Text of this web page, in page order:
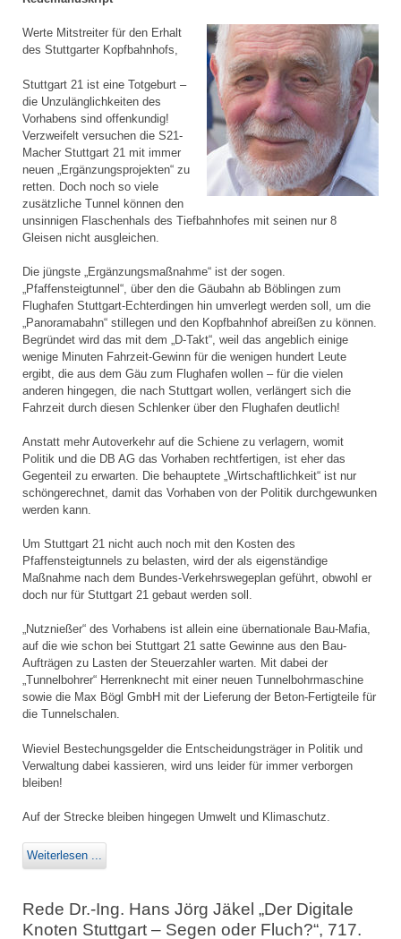
Werte Mitstreiter für den Erhalt
des Stuttgarter Kopfbahnhofs,
Stuttgart 21 ist eine Totgeburt –
die Unzulänglichkeiten des
Vorhabens sind offenkundig!
Verzweifelt versuchen die S21-
Macher Stuttgart 21 mit immer
neuen „Ergänzungsprojekten“ zu
retten. Doch noch so viele
zusätzliche Tunnel können den
unsinnigen Flaschenhals des Tiefbahnhofes mit seinen nur 8
Gleisen nicht ausgleichen.
Die jüngste „Ergänzungsmaßnahme“ ist der sogen.
„Pfaffensteigtunnel“, über den die Gäubahn ab Böblingen zum
Flughafen Stuttgart-Echterdingen hin umverlegt werden soll, um die
„Panoramabahn“ stillegen und den Kopfbahnhof abreißen zu können.
Begründet wird das mit dem „D-Takt“, weil das angeblich einige
wenige Minuten Fahrzeit-Gewinn für die wenigen hundert Leute
ergibt, die aus dem Gäu zum Flughafen wollen – für die vielen
anderen hingegen, die nach Stuttgart wollen, verlängert sich die
Fahrzeit durch diesen Schlenker über den Flughafen deutlich!
Anstatt mehr Autoverkehr auf die Schiene zu verlagern, womit
Politik und die DB AG das Vorhaben rechtfertigen, ist eher das
Gegenteil zu erwarten. Die behauptete „Wirtschaftlichkeit“ ist nur
schöngerechnet, damit das Vorhaben von der Politik durchgewunken
werden kann.
Um Stuttgart 21 nicht auch noch mit den Kosten des
Pfaffensteigtunnels zu belasten, wird der als eigenständige
Maßnahme nach dem Bundes-Verkehrswegeplan geführt, obwohl er
doch nur für Stuttgart 21 gebaut werden soll.
„Nutznießer“ des Vorhabens ist allein eine übernationale Bau-Mafia,
auf die wie schon bei Stuttgart 21 satte Gewinne aus den Bau-
Aufträgen zu Lasten der Steuerzahler warten. Mit dabei der
„Tunnelbohrer“ Herrenknecht mit einer neuen Tunnelbohrmaschine
sowie die Max Bögl GmbH mit der Lieferung der Beton-Fertigteile für
die Tunnelschalen.
Wieviel Bestechungsgelder die Entscheidungsträger in Politik und
Verwaltung dabei kassieren, wird uns leider für immer verborgen
bleiben!
Auf der Strecke bleiben hingegen Umwelt und Klimaschutz.
Weiterlesen ...
Rede Dr.-Ing. Hans Jörg Jäkel „Der Digitale
Knoten Stuttgart – Segen oder Fluch?“, 717.